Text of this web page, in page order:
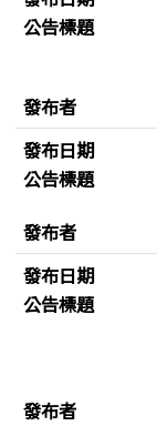
公告標題
發布者
發布日期
公告標題
發布者
發布日期
公告標題
發布者